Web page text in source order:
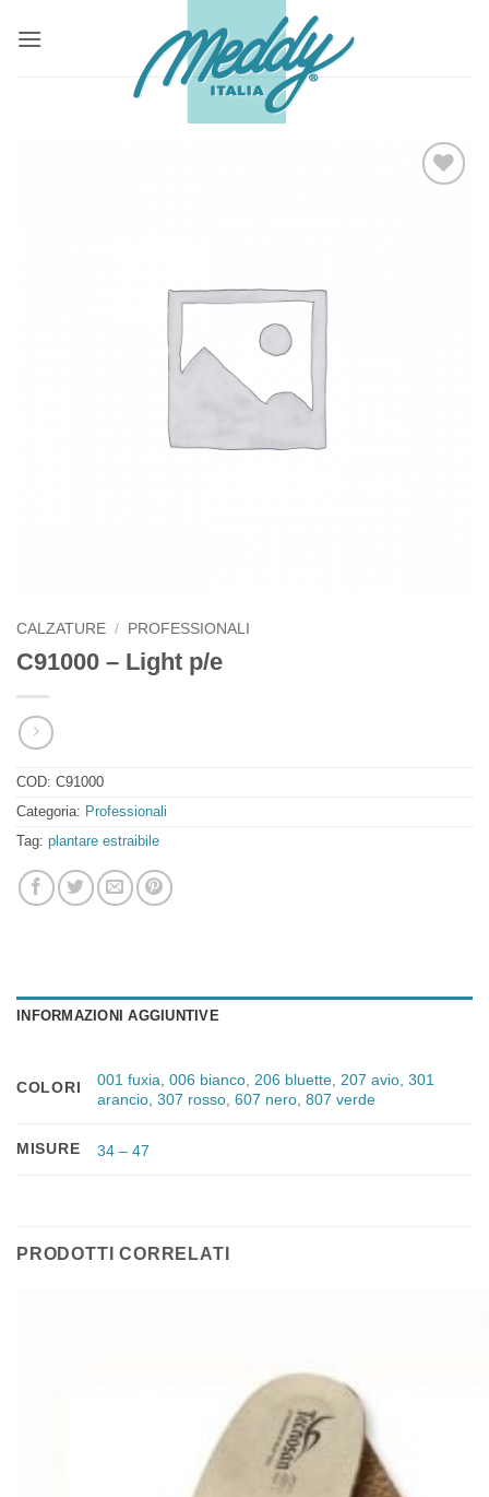
CALZATURE / PROFESSIONALI
C91000 – Light p/e
COD: C91000
Categoria: Professionali
Tag: plantare estraibile
INFORMAZIONI AGGIUNTIVE
COLORI 001 fuxia ,006 bianco 206 bluette 207 avio ,301
arancio ,307 rosso ,607 nero ,807 verde
MISURE 34 – 47
PRODOTTI CORRELATI